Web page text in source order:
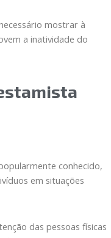
mostrar à
a inatividade do
conhecido,
em situações
das pessoas físicas